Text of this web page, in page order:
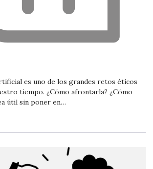
es uno de los grandes retos éticos
tiempo. ¿Cómo afrontarla? ¿Cómo
útil sin poner en…